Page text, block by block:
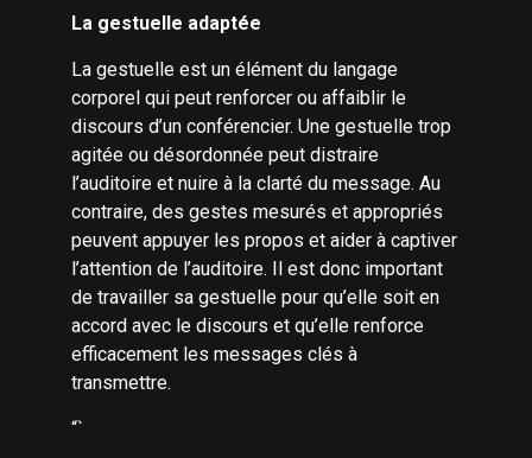
La gestuelle adaptée
La gestuelle est un élément du langage
corporel qui peut renforcer ou affaiblir le
discours d’un conférencier. Une gestuelle trop
agitée ou désordonnée peut distraire
l’auditoire et nuire à la clarté du message. Au
contraire, des gestes mesurés et appropriés
peuvent appuyer les propos et aider à captiver
l’attention de l’auditoire. Il est donc important
de travailler sa gestuelle pour qu’elle soit en
accord avec le discours et qu’elle renforce
efficacement les messages clés à
transmettre.
“`